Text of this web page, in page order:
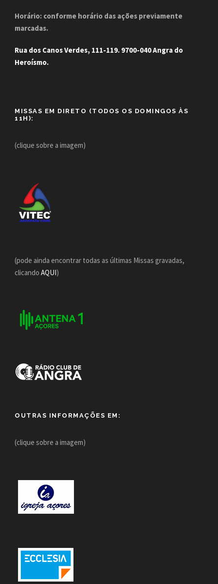
Horário: conforme horário das ações previamente
marcadas.
Rua dos Canos Verdes, 111-119. 9700-040 Angra do
Heroísmo.
MISSAS EM DIRETO (TODOS OS DOMINGOS ÀS
11H):
(clique sobre a imagem)
(pode ainda encontrar todas as últimas Missas gravadas,
clicando AQUI)
OUTRAS INFORMAÇÕES EM:
(clique sobre a imagem)